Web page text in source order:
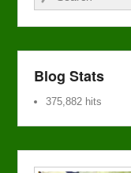
Blog Stats
375,882 hits